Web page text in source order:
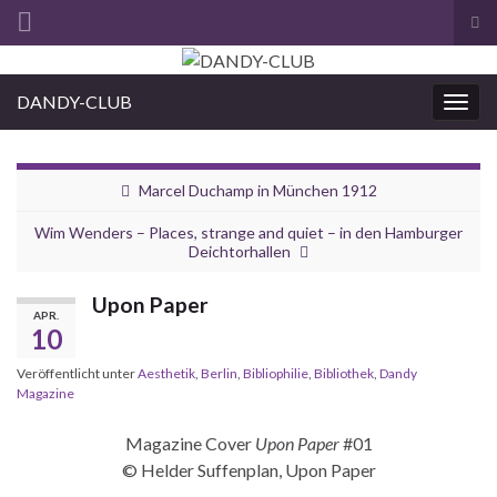
Search for:
DANDY-CLUB
Marcel Duchamp in München 1912
Wim Wenders – Places, strange and quiet – in den Hamburger
Deichtorhallen
APR.
10
Upon Paper
Veröffentlicht unterAesthetik Berlin Bibliophilie Bibliothek Dandy
Magazine
Magazine Cover Upon Paper#01
© Helder Suffenplan, Upon Paper